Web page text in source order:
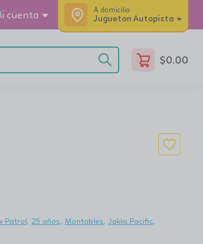
cuenta A domicilio
Jugueton Autopista
$0.00
Patrol 25 años Montables Jakks Pacific